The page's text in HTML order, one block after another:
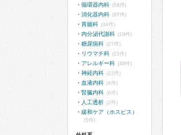
循環器内科 (58件)
消化器内科 (67件)
胃腸科 (34件)
内分泌代謝科 (19件)
糖尿病科 (27件)
リウマチ科 (15件)
アレルギー科 (48件)
神経内科 (22件)
血液内科 (4件)
腎臓内科 (6件)
人工透析 (2件)
緩和ケア（ホスピス）
(5件)